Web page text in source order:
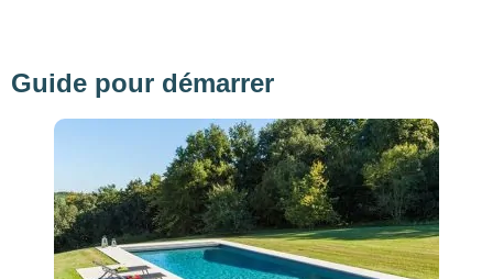
Guide pour démarrer